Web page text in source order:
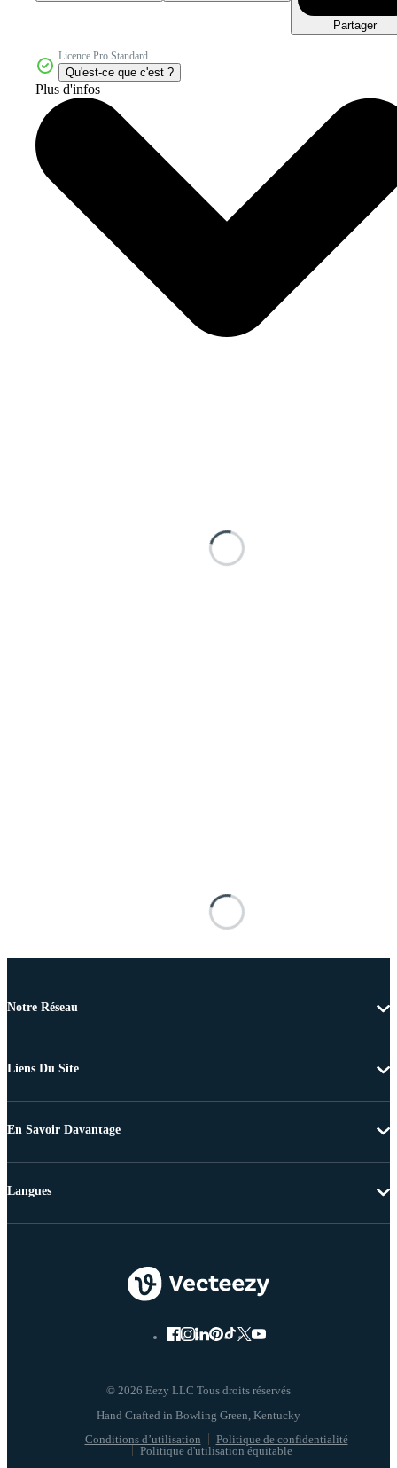
Partager
Licence Pro Standard
Qu'est-ce que c'est ?
Plus d'infos
Notre Réseau
Liens Du Site
En Savoir Davantage
© 2026 Eezy LLC Tous droits réservés
Conditions d’utilisation
Politique de confidentialité
Politique d'utilisation équitable
Langues